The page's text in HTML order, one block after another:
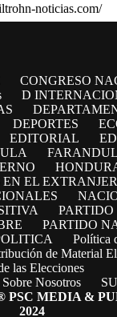
noticias.com/
CONGRESO
D
DEPORTES
EDITORIAL
EL
PARTIDO
Política
de Material
las Elecciones
Sobre Nosotros
PSC MEDIA &
2024